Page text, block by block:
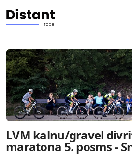
LVM kalnu/gravel
maratona 5. posms -